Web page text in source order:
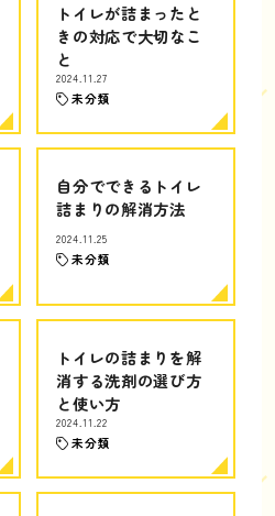
トイレが詰まったと
きの対応で大切なこ
と
2024.11.27
未分類
自分でできるトイレ
詰まりの解消方法
2024.11.25
未分類
トイレの詰まりを解
消する洗剤の選び方
と使い方
2024.11.22
未分類